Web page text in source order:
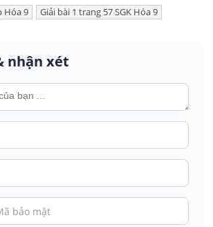
Hóa 9 Giải bài 1 trang 57 SGK Hóa 9
nhận xét